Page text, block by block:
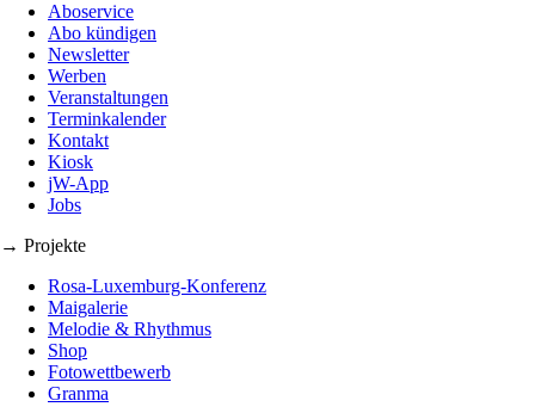
Aboservice
Abo kündigen
Newsletter
Werben
Veranstaltungen
Terminkalender
Kontakt
Kiosk
jW-App
Jobs
→ Projekte
Rosa-Luxemburg-Konferenz
Maigalerie
Melodie & Rhythmus
Shop
Fotowettbewerb
Granma